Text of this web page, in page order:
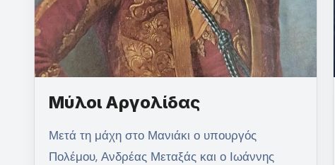
Μύλοι Αργολίδας
Μετά τη μάχη στο Μανιάκι ο υπουργός
Πολέμου, Ανδρέας Μεταξάς και ο Ιωάννης